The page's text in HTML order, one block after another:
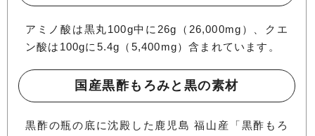
アミノ酸は黒丸100g中に26g（26,000mg）、クエ
ン酸は100gに5.4g（5,400mg）含まれています。
国産黒酢もろみと黒の素材
黒酢の瓶の底に沈殿した鹿児島 福山産「黒酢もろ